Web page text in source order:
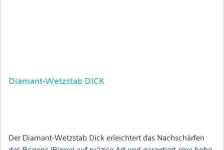
Diamant-Wetzstab DICK
Der Diamant-Wetzstab Dick erleichtert das Nachschärfen